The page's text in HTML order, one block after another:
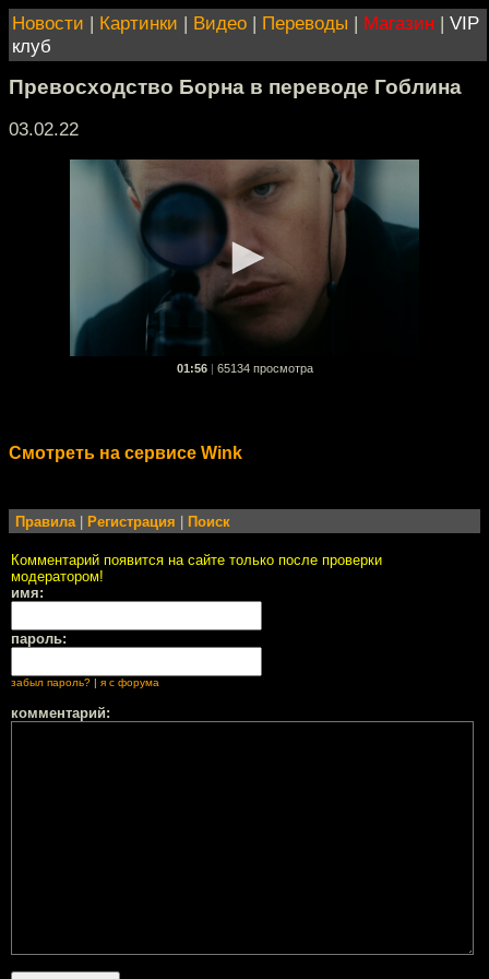
Новости | Картинки | Видео | Переводы | Магазин | VIP
клуб
Превосходство Борна в переводе Гоблина
03.02.22
01:56 65134 просмотра
Смотреть на сервисе Wink
Правила| Регистрация Поиск
Комментарий появится на сайте только после проверки
модератором!
имя:
пароль:
забыл пароль? я с форума
комментарий: